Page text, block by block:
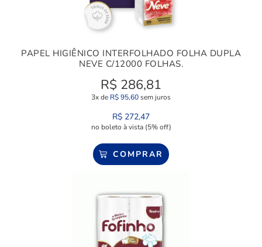
PAPEL HIGIÊNICO INTERFOLHADO FOLHA DUPLA
NEVE C/12000 FOLHAS.
R$ 286,81
3x de R$95,60sem juros
R$ 272,47
no boleto à vista (5% off)
COMPRAR